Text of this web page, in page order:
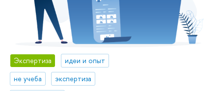
Экспертиза
идеи и опыт
не учеба
экспертиза